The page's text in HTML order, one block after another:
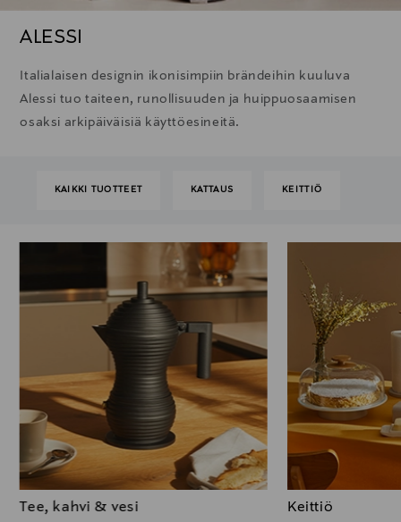
ALESSI
Italialaisen designin ikonisimpiin brändeihin kuuluva
Alessi tuo taiteen, runollisuuden ja huippuosaamisen
osaksi arkipäiväisiä käyttöesineitä.
KAIKKI TUOTTEET KATTAUS KEITTIÖ
Tee, kahvi & vesi Keittiö